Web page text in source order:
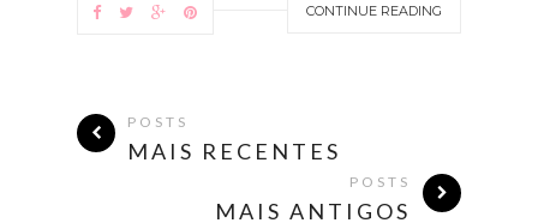
CONTINUE READING
POSTS
MAIS RECENTES
POSTS
MAIS ANTIGOS